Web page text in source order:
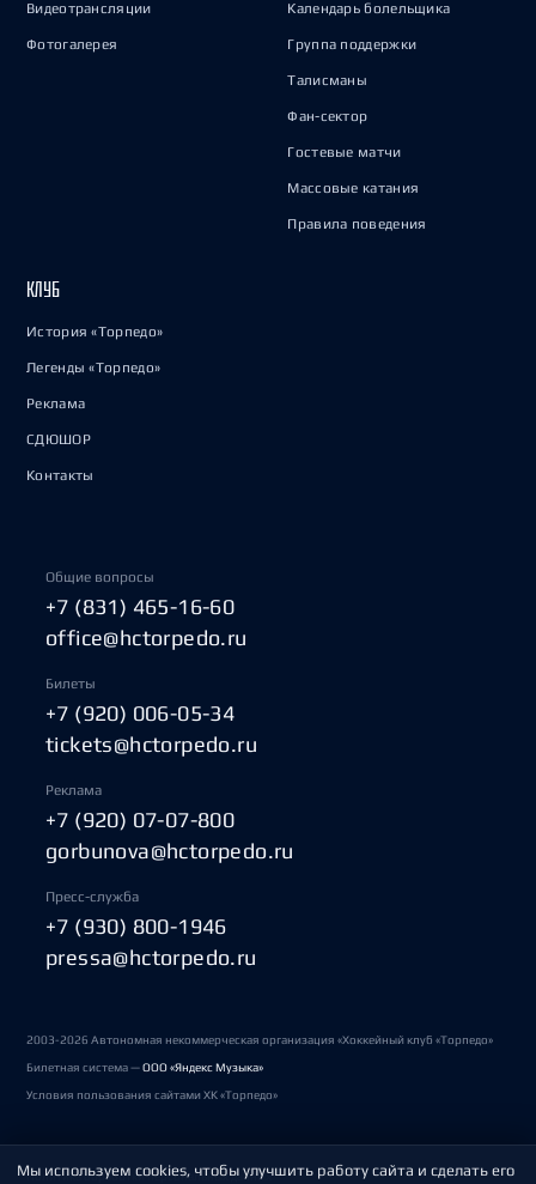
Видеотрансляции
Фотогалерея
Календарь болельщика
Группа поддержки
Талисманы
Фан-сектор
Гостевые матчи
Массовые катания
Правила поведения
КЛУБ
История «Торпедо»
Легенды «Торпедо»
Реклама
СДЮШОР
Контакты
Общие вопросы
+7 (831) 465-16-60
office@hctorpedo.ru
Билеты
+7 (920) 006-05-34
tickets@hctorpedo.ru
Реклама
+7 (920) 07-07-800
gorbunova@hctorpedo.ru
Пресс-служба
+7 (930) 800-1946
pressa@hctorpedo.ru
2003-2026 Автономная некоммерческая организация «Хоккейный клуб «Торпедо»
Билетная система —ООО «Яндекс Музыка»
Условия пользования сайтами ХК «Торпедо»
Политика обработки персональных данных
Мы используем cookies, чтобы улучшить работу сайта и сделать его